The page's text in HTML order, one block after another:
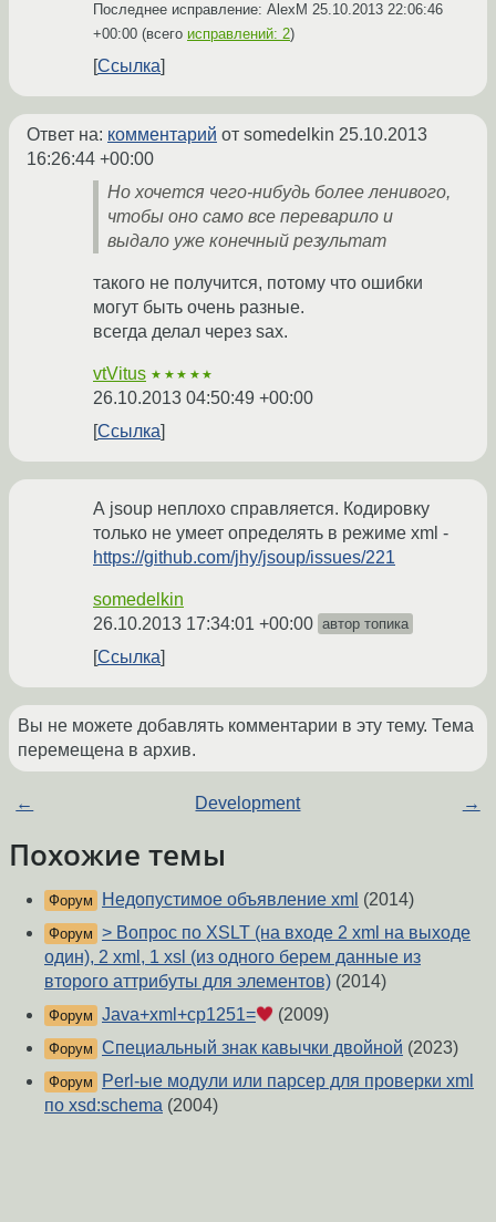
Последнее исправление: AlexM 25.10.2013 22:06:46
+00:00 (всего исправлений: 2)
Ссылка
Ответ на: комментарий от somedelkin 25.10.2013
16:26:44 +00:00
Но хочется чего-нибудь более ленивого,
чтобы оно само все переварило и
выдало уже конечный результат
такого не получится, потому что ошибки
могут быть очень разные.
всегда делал через sax.
vtVitus ★★★★★
26.10.2013 04:50:49 +00:00
Ссылка
А jsoup неплохо справляется. Кодировку
только не умеет определять в режиме xml -
https://github.com/jhy/jsoup/issues/221
somedelkin
26.10.2013 17:34:01 +00:00 автор топика
Ссылка
Вы не можете добавлять комментарии в эту тему. Тема
перемещена в архив.
← Development →
Похожие темы
Форум Недопустимое объявление xml (2014)
Форум > Вопрос по XSLT (на входе 2 xml на выходе
один), 2 xml, 1 xsl (из одного берем данные из
второго аттрибуты для элементов) (2014)
Форум Java+xml+cp1251= (2009)
Форум Специальный знак кавычки двойной (2023)
Форум
Perl-ые модули или парсер для проверки xml
по xsd:schema (2004)